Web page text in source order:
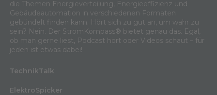
die Themen Energieverteilung, Energieeffizienz und
Gebäudeautomation in verschiedenen Formaten
gebündelt finden kann. Hört sich zu gut an, um wahr zu
sein? Nein. Der StromKompass® bietet genau das. Egal,
ob man gerne liest, Podcast hört oder Videos schaut – für
jeden ist etwas dabei!
TechnikTalk
ElektroSpicker